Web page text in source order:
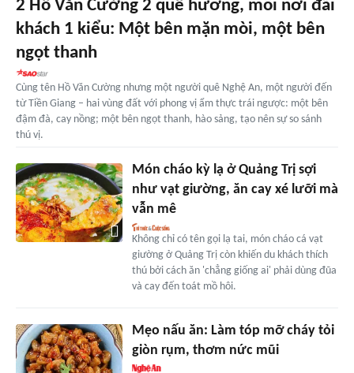
2 Hồ Văn Cường 2 quê hương, mỗi nơi đãi
khách 1 kiểu: Một bên mặn mòi, một bên
ngọt thanh
Cùng tên Hồ Văn Cường nhưng một người quê Nghệ An, một người đến
từ Tiền Giang – hai vùng đất với phong vị ẩm thực trái ngược: một bên
đậm đà, cay nồng; một bên ngọt thanh, hào sảng, tạo nên sự so sánh
thú vị.
Món cháo kỳ lạ ở Quảng Trị sợi
như vạt giường, ăn cay xé lưỡi mà
vẫn mê
Không chỉ có tên gọi lạ tai, món cháo cá vạt
giường ở Quảng Trị còn khiến du khách thích
thú bởi cách ăn 'chẳng giống ai' phải dùng đũa
và cay đến toát mồ hôi.
Mẹo nấu ăn: Làm tóp mỡ cháy tỏi
giòn rụm, thơm nức mũi